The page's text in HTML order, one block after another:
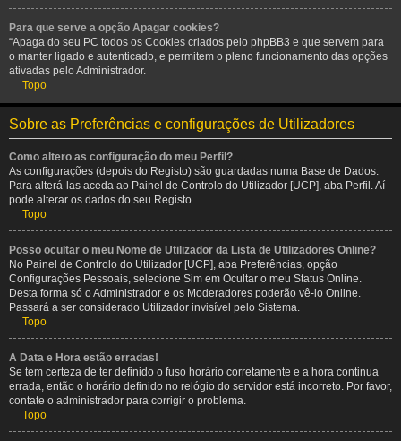
Para que serve a opção Apagar cookies?
“Apaga do seu PC todos os Cookies criados pelo phpBB3 e que servem para
o manter ligado e autenticado, e permitem o pleno funcionamento das opções
ativadas pelo Administrador.
Topo
Sobre as Preferências e configurações de Utilizadores
Como altero as configuração do meu Perfil?
As configurações (depois do Registo) são guardadas numa Base de Dados.
Para alterá-las aceda ao Painel de Controlo do Utilizador [UCP], aba Perfil. Aí
pode alterar os dados do seu Registo.
Topo
Posso ocultar o meu Nome de Utilizador da Lista de Utilizadores Online?
No Painel de Controlo do Utilizador [UCP], aba Preferências, opção
Configurações Pessoais, selecione Sim em Ocultar o meu Status Online.
Desta forma só o Administrador e os Moderadores poderão vê-lo Online.
Passará a ser considerado Utilizador invisível pelo Sistema.
Topo
A Data e Hora estão erradas!
Se tem certeza de ter definido o fuso horário corretamente e a hora continua
errada, então o horário definido no relógio do servidor está incorreto. Por favor,
contate o administrador para corrigir o problema.
Topo